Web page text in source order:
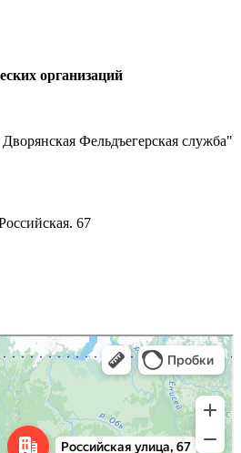
организаций
Фельдъегерская служба"
67